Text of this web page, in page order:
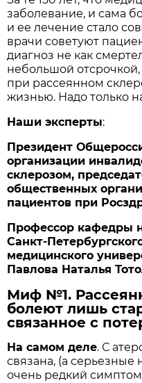
заболевание, и сама
и ее лечение стало
врачи советуют
диагноз не как
небольшой
при рассеянном
жизнью. Надо только
Наши эксперты:
Президент
организации
склерозом,
общественных
пациентов при
Профессор кафедры
Санкт-
медицинского
Павлова Наталья
Миф №1.
болеют лишь
связанное с
На самом деле. С
связана, (а
очень редкий